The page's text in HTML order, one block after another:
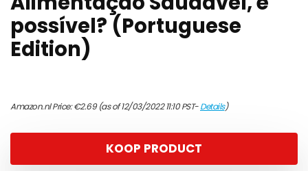
possível? (Portuguese
Edition)
Amazon.nl Price:€2.69(as of 12/03/2022 11:10 PST-Details)
KOOP PRODUCT